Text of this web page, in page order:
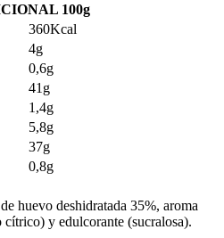
100g
360Kcal
4g
0,6g
41g
1,4g
5,8g
37g
0,8g
huevo deshidratada 35%, aroma
y edulcorante (sucralosa).